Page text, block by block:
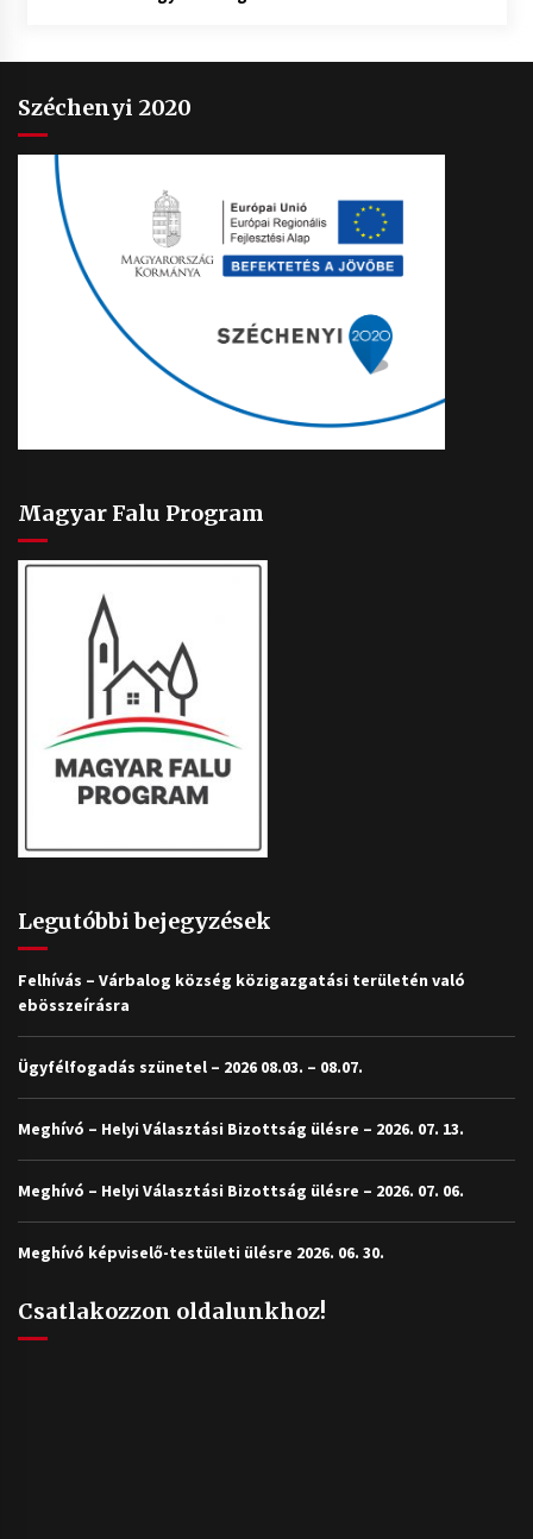
Széchenyi 2020
Magyar Falu Program
Legutóbbi bejegyzések
Felhívás – Várbalog község közigazgatási területén való
ebösszeírásra
Ügyfélfogadás szünetel – 2026 08.03. – 08.07.
Meghívó – Helyi Választási Bizottság ülésre – 2026. 07. 13.
Meghívó – Helyi Választási Bizottság ülésre – 2026. 07. 06.
Meghívó képviselő-testületi ülésre 2026. 06. 30.
Csatlakozzon oldalunkhoz!